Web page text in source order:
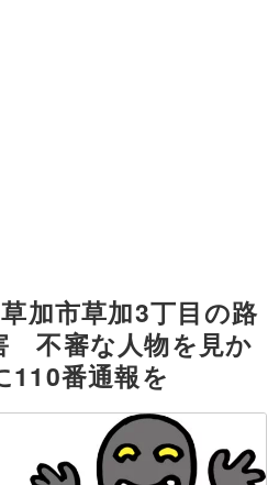
加市草加3丁目の路
不審な人物を見か
110番通報を